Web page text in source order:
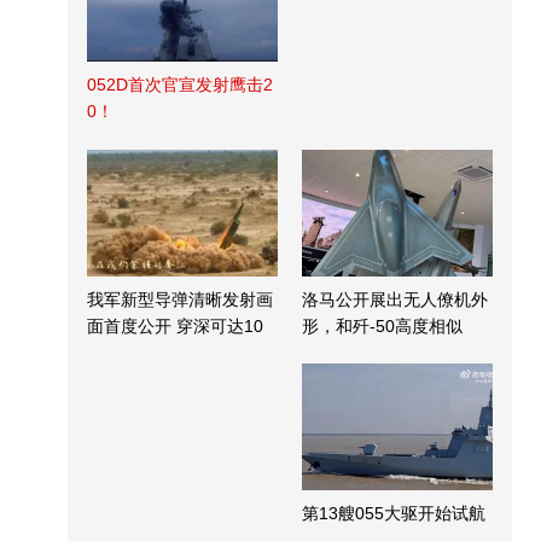
052D首次官宣发射鹰击2
0！
我军新型导弹清晰发射画
面首度公开 穿深可达10
洛马公开展出无人僚机外
形，和歼-50高度相似
第13艘055大驱开始试航